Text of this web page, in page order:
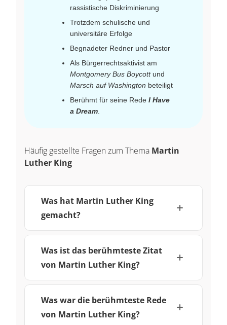
rassistische Diskriminierung
Trotzdem schulische und
universitäre Erfolge
Begnadeter Redner und Pastor
Als Bürgerrechtsaktivist am
Montgomery Bus Boycottund
Marsch auf Washington beteiligt
Berühmt für seine Rede I Have
a Dream
Häufig gestellte Fragen zum Thema Martin
Luther King
Was hat Martin Luther King
gemacht?
Was ist das berühmteste Zitat
von Martin Luther King?
Was war die berühmteste Rede
von Martin Luther King?